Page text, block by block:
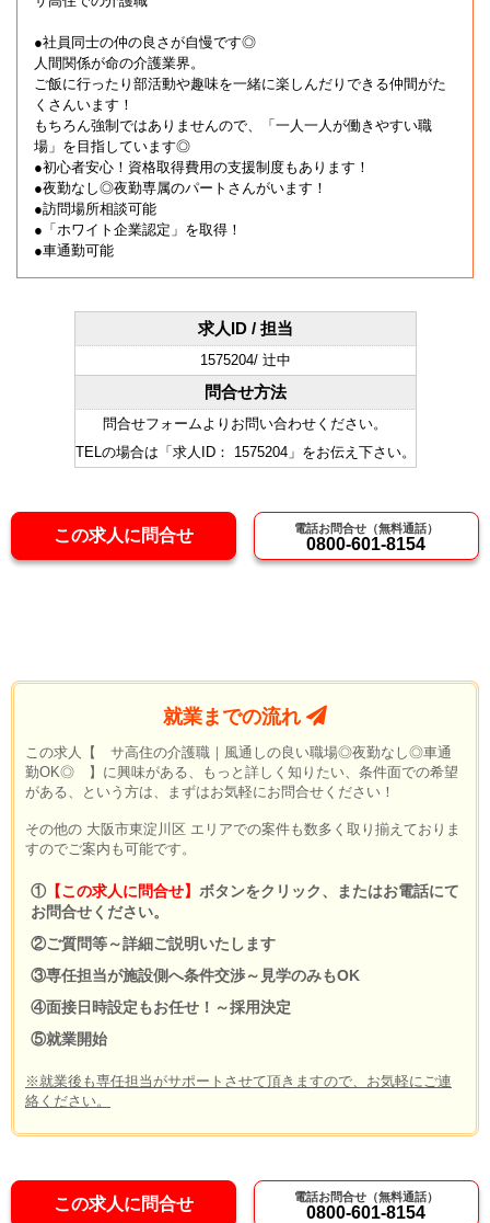
●社員同士の仲の良さが自慢です◎
人間関係が命の介護業界。
ご飯に行ったり部活動や趣味を一緒に楽しんだりできる仲間がた
くさんいます！
もちろん強制ではありませんので、「一人一人が働きやすい職
場」を目指しています◎
●初心者安心！資格取得費用の支援制度もあります！
●夜勤なし◎夜勤専属のパートさんがいます！
●訪問場所相談可能
●「ホワイト企業認定」を取得！
●車通勤可能
求人ID / 担当
1575204/ 辻中
問合せ方法
問合せフォームよりお問い合わせください。
TELの場合は「求人ID： 1575204」をお伝え下さい。
この求人に問合せ 電話お問合せ（無料通話）
0800-601-8154
就業までの流れ
この求人【 サ高住の介護職｜風通しの良い職場◎夜勤なし◎車通
勤OK◎ 】に興味がある、もっと詳しく知りたい、条件面での希望
がある、という方は、まずはお気軽にお問合せください！
その他の 大阪市東淀川区 エリアでの案件も数多く取り揃えておりま
すのでご案内も可能です。
① 【この求人に問合せ】 ボタンをクリック、またはお電話にて
お問合せください。
②ご質問等～詳細ご説明いたします
③専任担当が施設側へ条件交渉～見学のみもOK
④面接日時設定もお任せ！～採用決定
⑤就業開始
※就業後も専任担当がサポートさせて頂きますので、お気軽にご連
絡ください。
この求人に問合せ 電話お問合せ（無料通話）
0800-601-8154